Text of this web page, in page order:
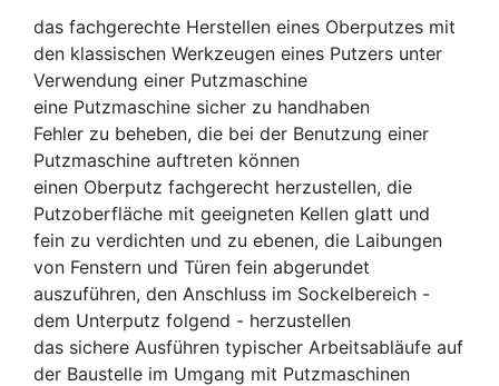
das fachgerechte Herstellen eines Oberputzes mit
den klassischen Werkzeugen eines Putzers unter
Verwendung einer Putzmaschine
eine Putzmaschine sicher zu handhaben
Fehler zu beheben, die bei der Benutzung einer
Putzmaschine auftreten können
einen Oberputz fachgerecht herzustellen, die
Putzoberfläche mit geeigneten Kellen glatt und
fein zu verdichten und zu ebenen, die Laibungen
von Fenstern und Türen fein abgerundet
auszuführen, den Anschluss im Sockelbereich -
dem Unterputz folgend - herzustellen
das sichere Ausführen typischer Arbeitsabläufe auf
der Baustelle im Umgang mit Putzmaschinen